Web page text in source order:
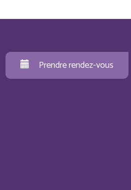
Prendre rendez-vous